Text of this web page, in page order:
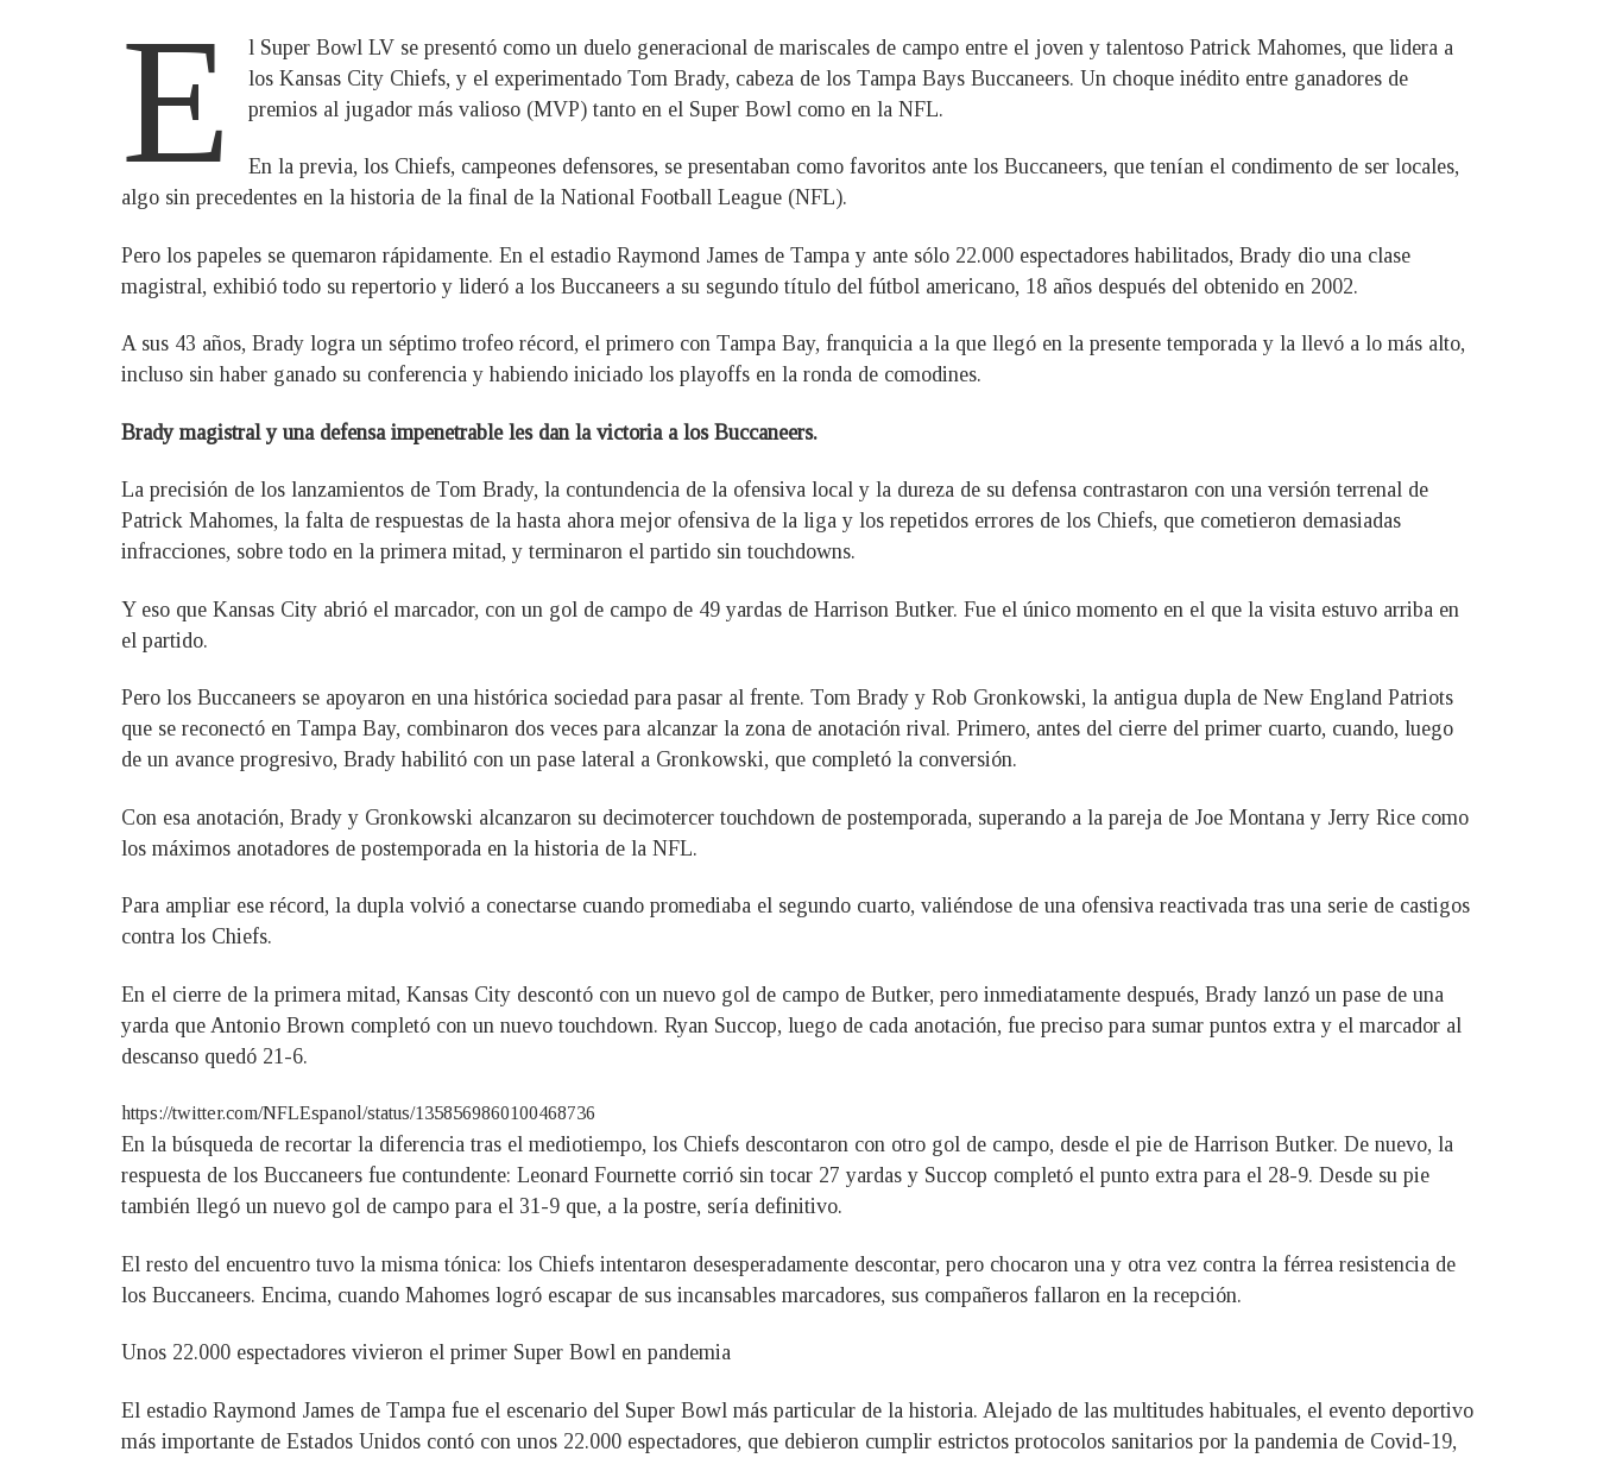
E
l Super Bowl LV se presentó como un duelo generacional de mariscales de campo entre el joven y talentoso Patrick Mahomes, que lidera a
los Kansas City Chiefs, y el experimentado Tom Brady, cabeza de los Tampa Bays Buccaneers. Un choque inédito entre ganadores de
premios al jugador más valioso (MVP) tanto en el Super Bowl como en la NFL.
En la previa, los Chiefs, campeones defensores, se presentaban como favoritos ante los Buccaneers, que tenían el condimento de ser locales,
algo sin precedentes en la historia de la final de la National Football League (NFL).
Pero los papeles se quemaron rápidamente. En el estadio Raymond James de Tampa y ante sólo 22.000 espectadores habilitados, Brady dio una clase
magistral, exhibió todo su repertorio y lideró a los Buccaneers a su segundo título del fútbol americano, 18 años después del obtenido en 2002.
A sus 43 años, Brady logra un séptimo trofeo récord, el primero con Tampa Bay, franquicia a la que llegó en la presente temporada y la llevó a lo más alto,
incluso sin haber ganado su conferencia y habiendo iniciado los playoffs en la ronda de comodines.
Brady magistral y una defensa impenetrable les dan la victoria a los Buccaneers.
La precisión de los lanzamientos de Tom Brady, la contundencia de la ofensiva local y la dureza de su defensa contrastaron con una versión terrenal de
Patrick Mahomes, la falta de respuestas de la hasta ahora mejor ofensiva de la liga y los repetidos errores de los Chiefs, que cometieron demasiadas
infracciones, sobre todo en la primera mitad, y terminaron el partido sin touchdowns.
Y eso que Kansas City abrió el marcador, con un gol de campo de 49 yardas de Harrison Butker. Fue el único momento en el que la visita estuvo arriba en
el partido.
Pero los Buccaneers se apoyaron en una histórica sociedad para pasar al frente. Tom Brady y Rob Gronkowski, la antigua dupla de New England Patriots
que se reconectó en Tampa Bay, combinaron dos veces para alcanzar la zona de anotación rival. Primero, antes del cierre del primer cuarto, cuando, luego
de un avance progresivo, Brady habilitó con un pase lateral a Gronkowski, que completó la conversión.
Con esa anotación, Brady y Gronkowski alcanzaron su decimotercer touchdown de postemporada, superando a la pareja de Joe Montana y Jerry Rice como
los máximos anotadores de postemporada en la historia de la NFL.
Para ampliar ese récord, la dupla volvió a conectarse cuando promediaba el segundo cuarto, valiéndose de una ofensiva reactivada tras una serie de castigos
contra los Chiefs.
En el cierre de la primera mitad, Kansas City descontó con un nuevo gol de campo de Butker, pero inmediatamente después, Brady lanzó un pase de una
yarda que Antonio Brown completó con un nuevo touchdown. Ryan Succop, luego de cada anotación, fue preciso para sumar puntos extra y el marcador al
descanso quedó 21-6.
https://twitter.com/NFLEspanol/status/1358569860100468736
En la búsqueda de recortar la diferencia tras el mediotiempo, los Chiefs descontaron con otro gol de campo, desde el pie de Harrison Butker. De nuevo, la
respuesta de los Buccaneers fue contundente: Leonard Fournette corrió sin tocar 27 yardas y Succop completó el punto extra para el 28-9. Desde su pie
también llegó un nuevo gol de campo para el 31-9 que, a la postre, sería definitivo.
El resto del encuentro tuvo la misma tónica: los Chiefs intentaron desesperadamente descontar, pero chocaron una y otra vez contra la férrea resistencia de
los Buccaneers. Encima, cuando Mahomes logró escapar de sus incansables marcadores, sus compañeros fallaron en la recepción.
Unos 22.000 espectadores vivieron el primer Super Bowl en pandemia
El estadio Raymond James de Tampa fue el escenario del Super Bowl más particular de la historia. Alejado de las multitudes habituales, el evento deportivo
más importante de Estados Unidos contó con unos 22.000 espectadores, que debieron cumplir estrictos protocolos sanitarios por la pandemia de Covid-19,